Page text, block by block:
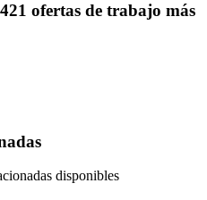
ofertas de trabajo más
disponibles